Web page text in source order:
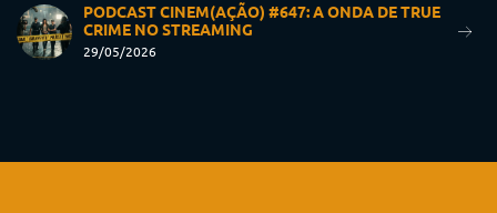
PODCAST CINEM(AÇÃO) #647: A ONDA DE TRUE
CRIME NO STREAMING
29/05/2026